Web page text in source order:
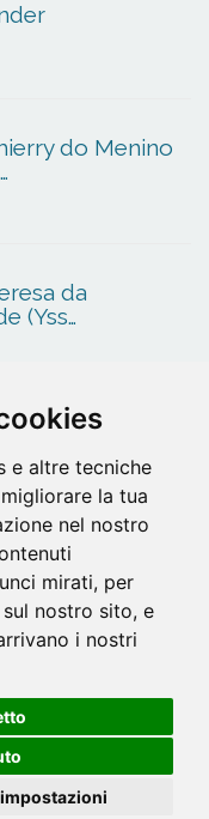
e altre tecniche
la tua
nel nostro
mirati, per
nostro sito, e
i nostri
do Menino
da
(Yss…
di Gesù
di Gesù
| Powered